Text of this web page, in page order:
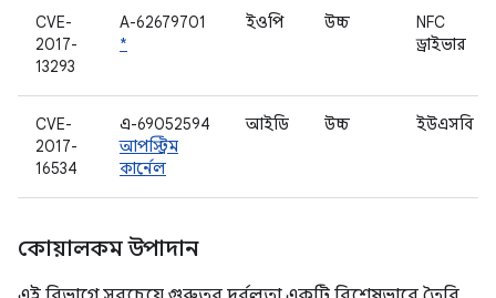
CVE-
2017-
13293
A-62679701
*
ইওপি উচ্চ
NFC
ড্রাইভার
CVE-
2017-
16534
এ-69052594
আপস্ট্রিম
কার্নেল
আইডি উচ্চ ইউএসবি
কোয়ালকম উপাদান